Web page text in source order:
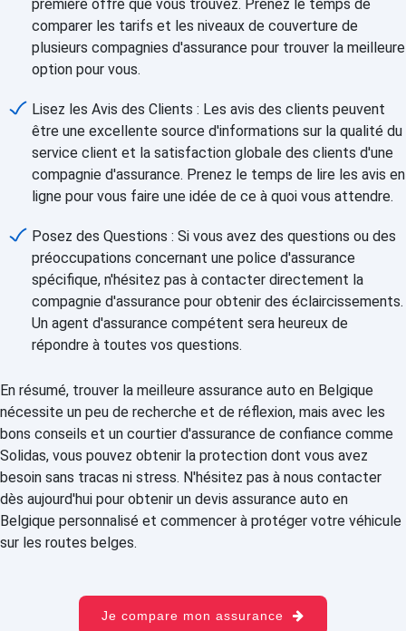
première offre que vous trouvez. Prenez le temps de
comparer les tarifs et les niveaux de couverture de
plusieurs compagnies d'assurance pour trouver la meilleure
option pour vous.
Lisez les Avis des Clients : Les avis des clients peuvent
être une excellente source d'informations sur la qualité du
service client et la satisfaction globale des clients d'une
compagnie d'assurance. Prenez le temps de lire les avis en
ligne pour vous faire une idée de ce à quoi vous attendre.
Posez des Questions : Si vous avez des questions ou des
préoccupations concernant une police d'assurance
spécifique, n'hésitez pas à contacter directement la
compagnie d'assurance pour obtenir des éclaircissements.
Un agent d'assurance compétent sera heureux de
répondre à toutes vos questions.
En résumé, trouver la meilleure assurance auto en Belgique
nécessite un peu de recherche et de réflexion, mais avec les
bons conseils et un courtier d'assurance de confiance comme
Solidas, vous pouvez obtenir la protection dont vous avez
besoin sans tracas ni stress. N'hésitez pas à nous contacter
dès aujourd'hui pour obtenir un devis assurance auto en
Belgique personnalisé et commencer à protéger votre véhicule
sur les routes belges.
Je compare mon assurance